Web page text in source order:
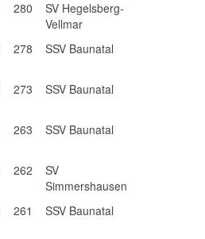
280
SV Hegelsberg-
Vellmar
278 SSV Baunatal
273 SSV Baunatal
263 SSV Baunatal
262
SV
Simmershausen
261 SSV Baunatal